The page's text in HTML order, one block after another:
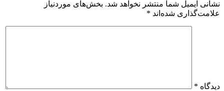
نشانی ایمیل شما منتشر نخواهد شد. بخش‌های موردنیاز
علامت‌گذاری شده‌اند *
دیدگاه *